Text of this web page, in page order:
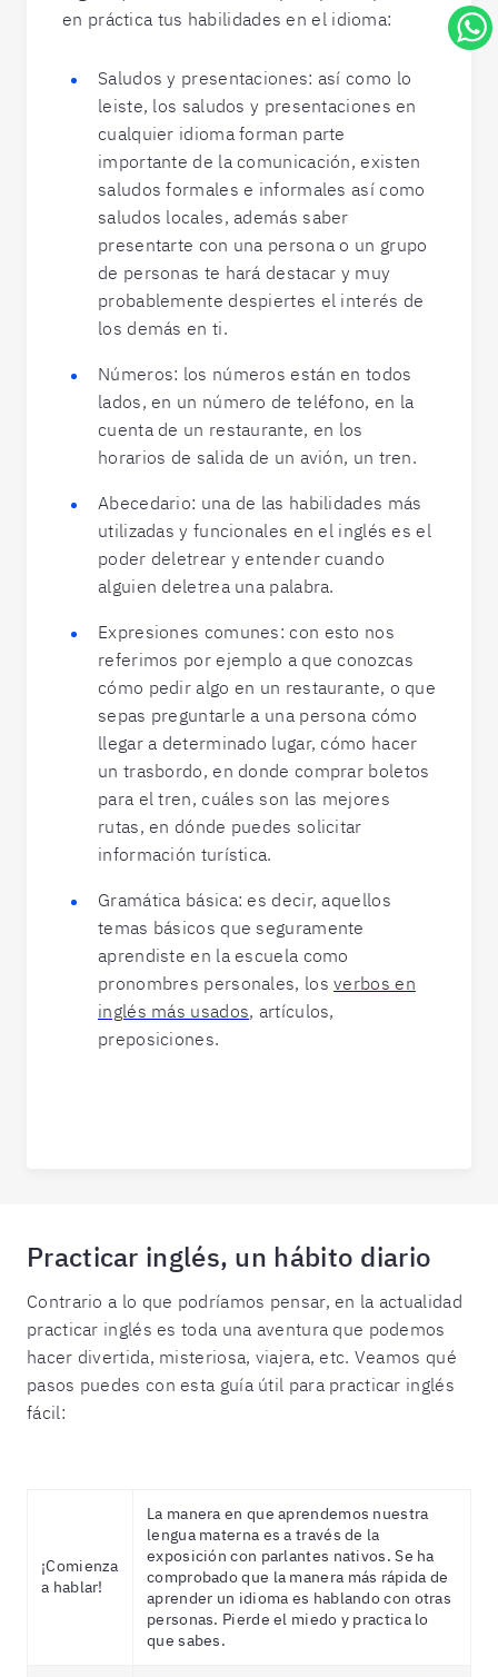
en práctica tus habilidades en el idioma:
Saludos y presentaciones: así como lo
leiste, los saludos y presentaciones en
cualquier idioma forman parte
importante de la comunicación, existen
saludos formales e informales así como
saludos locales, además saber
presentarte con una persona o un grupo
de personas te hará destacar y muy
probablemente despiertes el interés de
los demás en ti.
Números: los números están en todos
lados, en un número de teléfono, en la
cuenta de un restaurante, en los
horarios de salida de un avión, un tren.
Abecedario: una de las habilidades más
utilizadas y funcionales en el inglés es el
poder deletrear y entender cuando
alguien deletrea una palabra.
Expresiones comunes: con esto nos
referimos por ejemplo a que conozcas
cómo pedir algo en un restaurante, o que
sepas preguntarle a una persona cómo
llegar a determinado lugar, cómo hacer
un trasbordo, en donde comprar boletos
para el tren, cuáles son las mejores
rutas, en dónde puedes solicitar
información turística.
Gramática básica: es decir, aquellos
temas básicos que seguramente
aprendiste en la escuela como
pronombres personales, losverbos en
inglés más usados, artículos,
preposiciones.
Practicar inglés, un hábito diario
Contrario a lo que podríamos pensar, en la actualidad
practicar inglés es toda una aventura que podemos
hacer divertida, misteriosa, viajera, etc. Veamos qué
pasos puedes con esta guía útil para practicar inglés
fácil:
¡Comienza
a hablar!
La manera en que aprendemos nuestra
lengua materna es a través de la
exposición con parlantes nativos. Se ha
comprobado que la manera más rápida de
aprender un idioma es hablando con otras
personas. Pierde el miedo y practica lo
que sabes.